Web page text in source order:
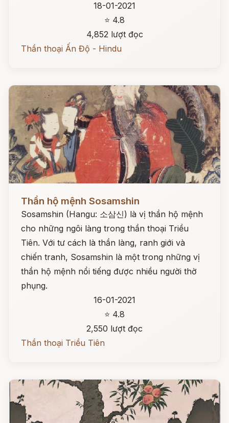
18-01-2021
⭐ 4.8
4,852 lượt đọc
Thần thoại Ấn Độ - Hindu
Đọc ngay
Thần hộ mệnh Sosamshin
Sosamshin (Hangu: 소삼신) là vị thần hộ mệnh
cho những ngôi làng trong thần thoại Triều
Tiên. Với tư cách là thần làng, ranh giới và
chiến tranh, Sosamshin là một trong những vị
thần hộ mệnh nổi tiếng được nhiều người thờ
phụng.
16-01-2021
⭐ 4.8
2,550 lượt đọc
Thần thoại Triều Tiên